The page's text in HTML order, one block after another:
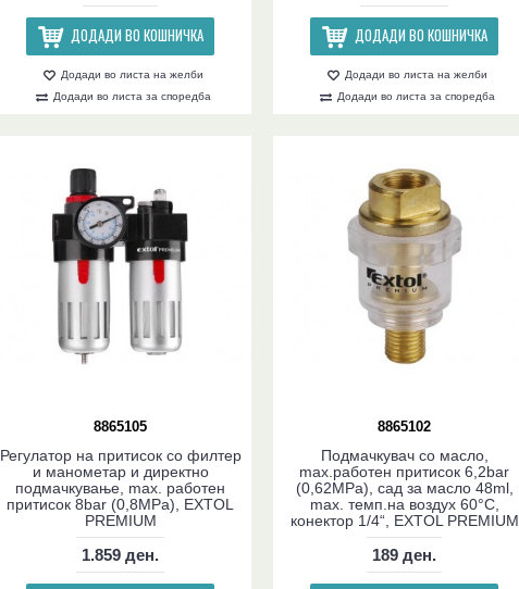
ДОДАДИ ВО КОШНИЧКА
Додади во листа на желби
Додади во листа за споредба
ДОДАДИ ВО КОШНИЧКА
Додади во листа на желби
Додади во листа за споредба
8865105
Регулатор на притисок со филтер
и манометар и директно
подмачкување, max. работен
притисок 8bar (0,8MPa), EXTOL
PREMIUM
1.859 ден.
8865102
Подмачкувач со масло,
max.работен притисок 6,2bar
(0,62MPa), сад за масло 48ml,
max. темп.на воздух 60°C,
конектор 1/4“, EXTOL PREMIUM
189 ден.